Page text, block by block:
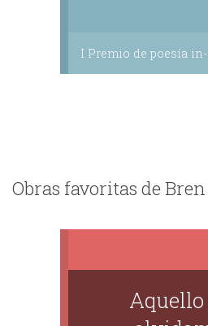
I Premio de poesía in-
Obras favoritas de
Aquello